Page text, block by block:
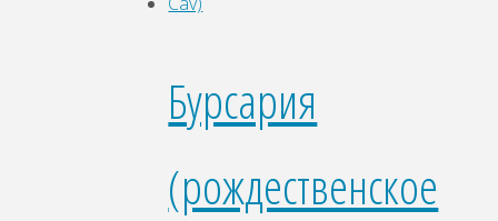
Бурсария
(рождественское